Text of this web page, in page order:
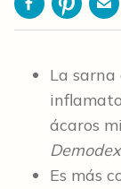
FacebookPinterest
La sarna
ácaros
Demodex
Es más